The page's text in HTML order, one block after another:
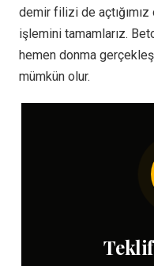
demir filizi de
işlemini tamamlarız.
hemen donma
mümkün olur.